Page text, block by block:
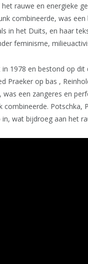
rauwe en energieke
combineerde, was
in het Duits, en haar
feminisme,
1978 en bestond op
Praeker op bas ,
was een zangeres en
Potschka,
wat bijdroeg aan het